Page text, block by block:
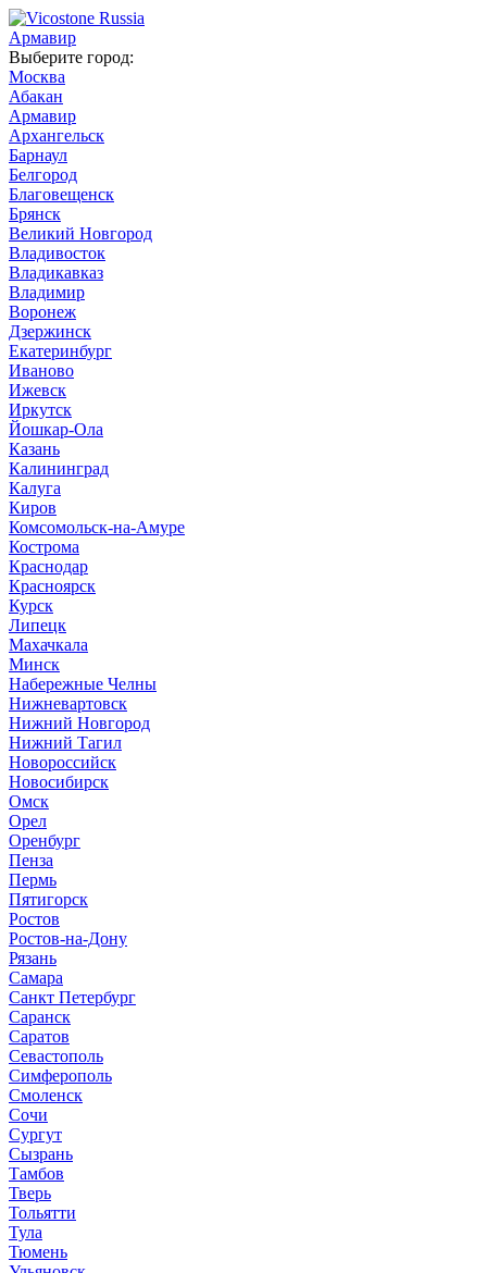
Армавир
Выберите город:
Москва
Абакан
Армавир
Архангельск
Барнаул
Белгород
Благовещенск
Брянск
Великий Новгород
Владивосток
Владикавказ
Владимир
Воронеж
Дзержинск
Екатеринбург
Иваново
Ижевск
Иркутск
Йошкар-Ола
Казань
Калининград
Калуга
Киров
Комсомольск-на-Амуре
Кострома
Краснодар
Красноярск
Курск
Липецк
Махачкала
Минск
Набережные Челны
Нижневартовск
Нижний Новгород
Нижний Тагил
Новороссийск
Новосибирск
Омск
Орел
Оренбург
Пенза
Пермь
Пятигорск
Ростов
Ростов-на-Дону
Рязань
Самара
Санкт Петербург
Саранск
Саратов
Севастополь
Симферополь
Смоленск
Сочи
Сургут
Сызрань
Тамбов
Тверь
Тольятти
Тула
Тюмень